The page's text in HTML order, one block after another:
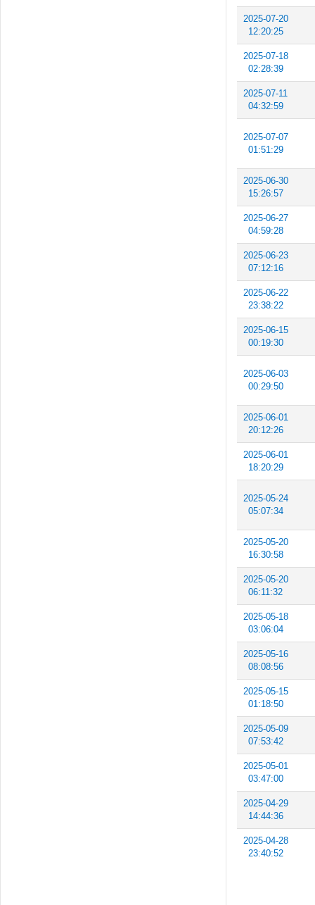
2025-07-20
12:20:25
2025-07-18
02:28:39
2025-07-11
04:32:59
2025-07-07
01:51:29
2025-06-30
15:26:57
2025-06-27
04:59:28
2025-06-23
07:12:16
2025-06-22
23:38:22
2025-06-15
00:19:30
2025-06-03
00:29:50
2025-06-01
20:12:26
2025-06-01
18:20:29
2025-05-24
05:07:34
2025-05-20
16:30:58
2025-05-20
06:11:32
2025-05-18
03:06:04
2025-05-16
08:08:56
2025-05-15
01:18:50
2025-05-09
07:53:42
2025-05-01
03:47:00
2025-04-29
14:44:36
2025-04-28
23:40:52